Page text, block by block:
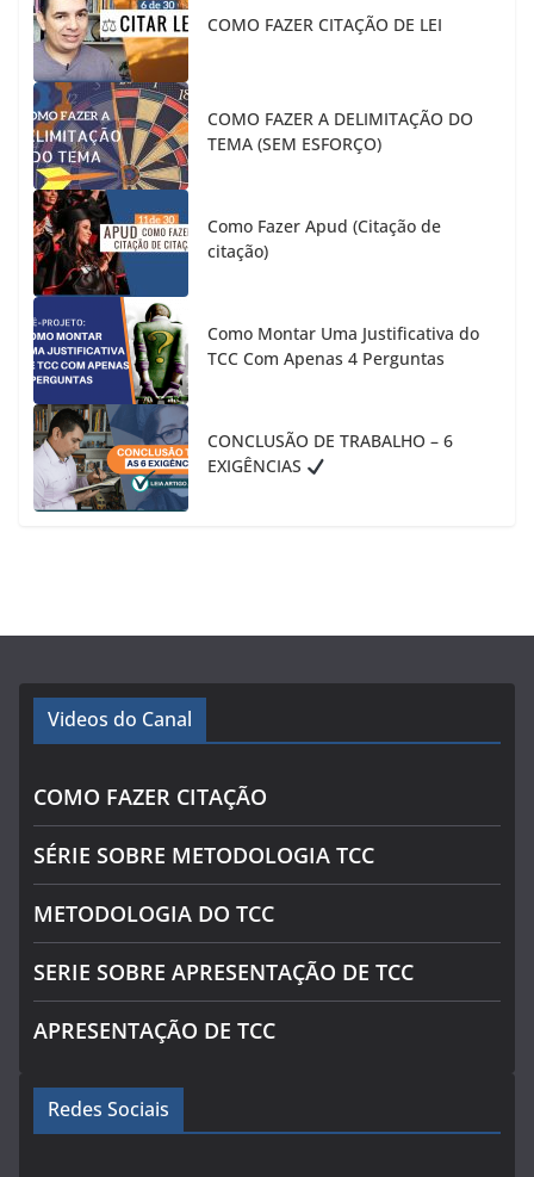
COMO FAZER CITAÇÃO DE LEI
COMO FAZER A DELIMITAÇÃO DO
TEMA (SEM ESFORÇO)
Como Fazer Apud (Citação de
citação)
Como Montar Uma Justificativa do
TCC Com Apenas 4 Perguntas
CONCLUSÃO DE TRABALHO – 6
EXIGÊNCIAS
Videos do Canal
COMO FAZER CITAÇÃO
SÉRIE SOBRE METODOLOGIA TCC
METODOLOGIA DO TCC
SERIE SOBRE APRESENTAÇÃO DE TCC
APRESENTAÇÃO DE TCC
Redes Sociais